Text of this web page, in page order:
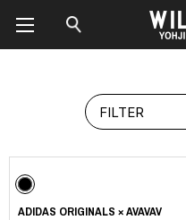
FILTER
ADIDAS ORIGINALS × AVAVAV